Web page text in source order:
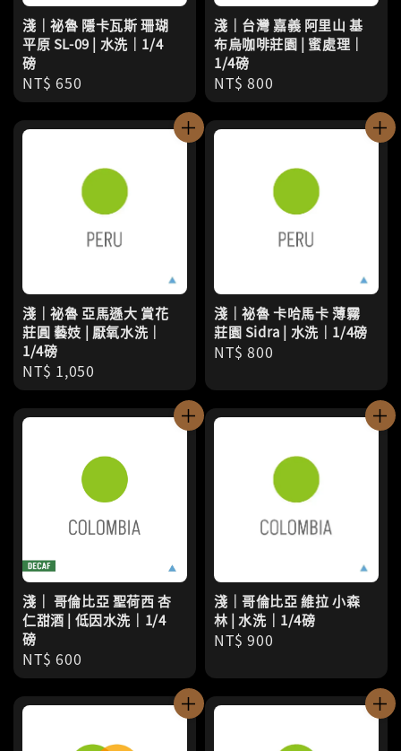
淺｜祕魯 隱卡瓦斯 珊瑚
平原 SL-09 | 水洗｜1/4
磅
Regular
price
NT$ 650
淺｜台灣 嘉義 阿里山 基
布烏咖啡莊園 | 蜜處理｜
1/4磅
Regular
price
NT$ 800
淺｜祕魯 亞馬遜大 賞花
莊圓 藝妓 | 厭氧水洗｜
1/4磅
Regular
price
NT$ 1,050
淺｜祕魯 卡哈馬卡 薄霧
莊園 Sidra | 水洗｜1/4磅
Regular
NT$ 800
淺｜ 哥倫比亞 聖荷西 杏
仁甜酒 | 低因水洗｜1/4
磅
Regular
price
NT$ 600
淺｜哥倫比亞 維拉 小森
林 | 水洗｜1/4磅
Regular
NT$ 900